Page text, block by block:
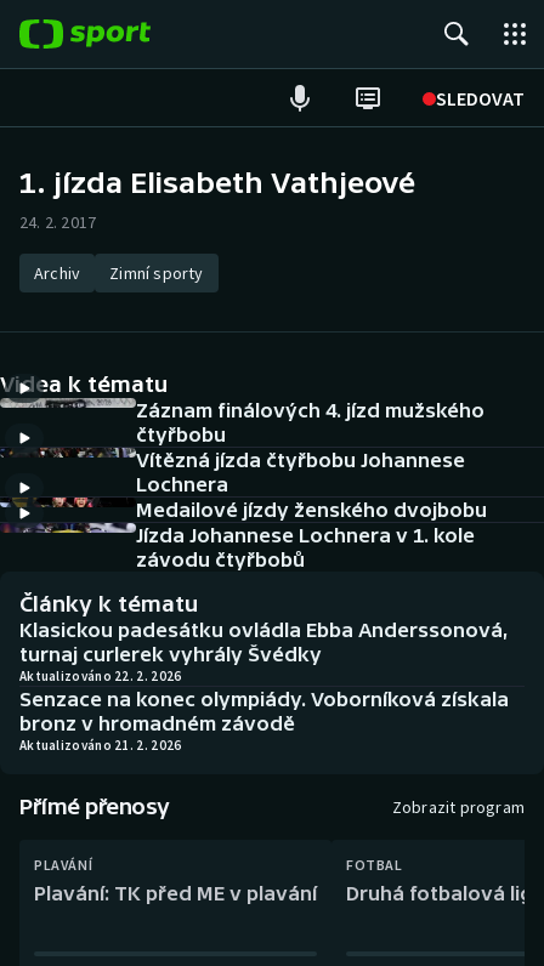
SLEDOVAT
Hokej
Tenis
Atletika
Cyklistika
DALŠÍ SPORTY
Americký fotbal
Baseball a softbal
Basketbal
Biatlon
Boby a skeleton
Box
Curling
NEPŘEHLÉDNĚTE
Historické návraty
Aplikace ČT sport
AZ kvíz
1. jízda Elisabeth Vathjeové
24. 2. 2017
Archiv Zimní sporty
Videa k tématu
Záznam finálových 4. jízd mužského
čtyřbobu
Vítězná jízda čtyřbobu Johannese
Lochnera
Medailové jízdy ženského dvojbobu
Jízda Johannese Lochnera v 1. kole
závodu čtyřbobů
Články k tématu
Klasickou padesátku ovládla Ebba Anderssonová,
turnaj curlerek vyhrály Švédky
Aktualizováno 22. 2. 2026
Senzace na konec olympiády. Voborníková získala
bronz v hromadném závodě
Aktualizováno 21. 2. 2026
Přímé přenosy Zobrazit program
PLAVÁNÍ
Plavání: TK před ME v plavání
FOTBAL
Druhá fotbalová